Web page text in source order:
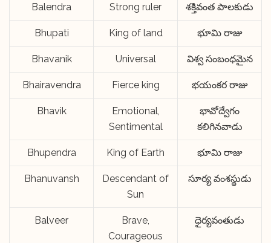
Balendra Strong ruler శక్తివంత పాలకుడు
Bhupati King of land భూమి రాజు
Bhavanik Universal విశ్వ సంబంధమైన
Bhairavendra Fierce king భయంకర రాజు
Bhavik
Emotional,
Sentimental
భావోద్వేగం
కలిగినవాడు
Bhupendra King of Earth భూమి రాజు
Bhanuvansh
Descendant of
Sun
సూర్య వంశస్థుడు
Balveer
Brave,
Courageous
ధైర్యవంతుడు